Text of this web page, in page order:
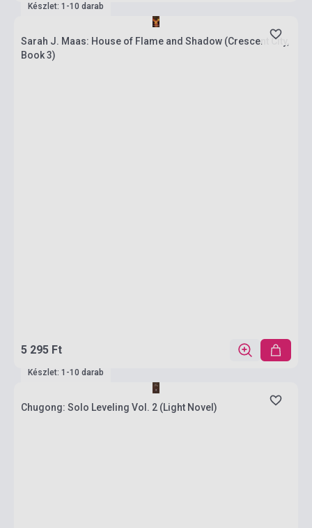
Készlet: 1-10 darab
Sarah J. Maas: House of Flame and Shadow (Crescent City,
Book 3)
5 295 Ft
Készlet: 1-10 darab
Chugong: Solo Leveling Vol. 2 (Light Novel)